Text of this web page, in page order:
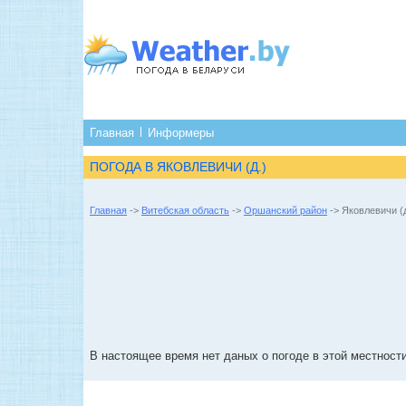
Главная Информеры
ПОГОДА В ЯКОВЛЕВИЧИ (Д.)
Главная -> Витебская область -> Оршанский район -> Яковлевичи
В настоящее время нет даных о погоде в этой